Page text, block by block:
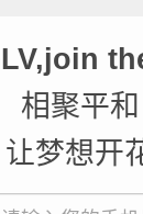
相聚平和
让梦想开